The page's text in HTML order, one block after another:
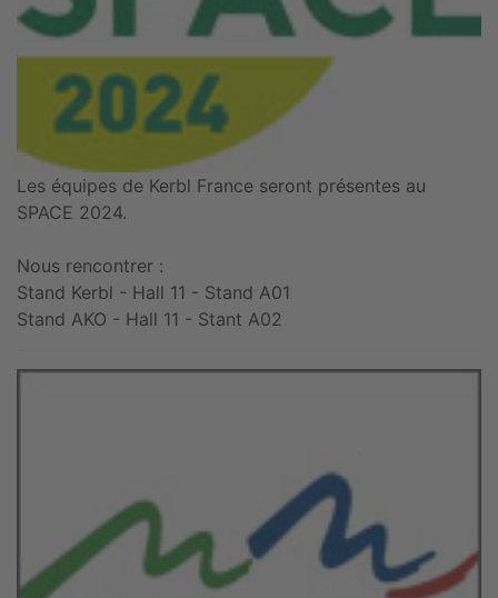
Les équipes de Kerbl France seront présentes au
SPACE 2024.
Nous rencontrer :
Stand Kerbl - Hall 11 - Stand A01
Stand AKO - Hall 11 - Stant A02